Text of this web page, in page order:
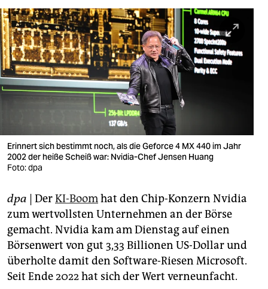
berlin
nord
wahrheit
verlag
veranstaltungen
shop
fragen & hilfe
unterstützen
abo
genossenschaft
Erinnert sich bestimmt noch, als die Geforce 4 MX 440 im Jahr
2002 der heiße Scheiß war: Nvidia-Chef Jensen Huang
Foto: dpa
dpa | DerKI-Boomhat den Chip-Konzern Nvidia
zum wertvollsten Unternehmen an der Börse
gemacht. Nvidia kam am Dienstag auf einen
Börsenwert von gut 3,33 Billionen US-Dollar und
überholte damit den Software-Riesen Microsoft.
Seit Ende 2022 hat sich der Wert verneunfacht.